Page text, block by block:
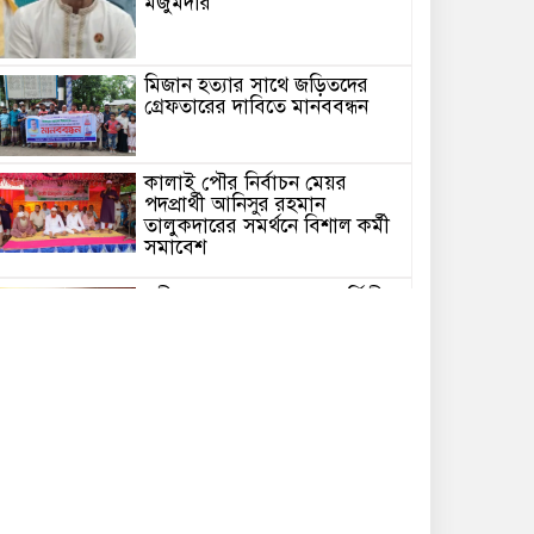
মিজান হত্যার সাথে জড়িতদের
গ্রেফতারের দাবিতে মানববন্ধন
কালাই পৌর নির্বাচন মেয়র
পদপ্রার্থী আনিসুর রহমান
তালুকদারের সমর্থনে বিশাল কর্মী
সমাবেশ
রবীন্দ্রনাথের ৮৫তম মৃত্যুবার্ষিকীতে